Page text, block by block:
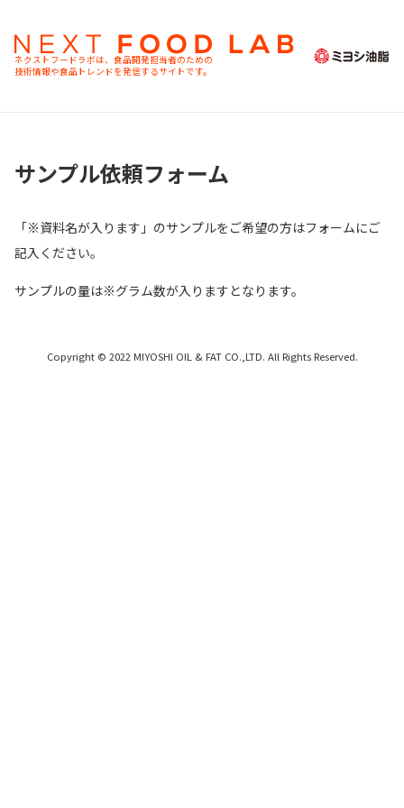
ネクストフードラボは、食品開発担当者のための
技術情報や食品トレンドを発信するサイトです。
サンプル依頼フォーム
「※資料名が入ります 」のサンプルをご希望の方はフォームにご
記入ください。
サンプルの量は※グラム数が入りますとなります。
Copyright © 2022 MIYOSHI OIL & FAT CO.,LTD. All Rights Reserved.